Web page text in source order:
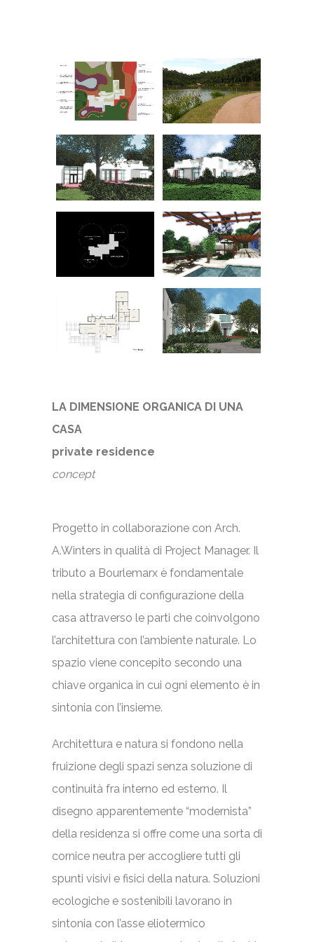
LA DIMENSIONE ORGANICA DI UNA
CASA
private residence
concept
Progetto in collaborazione con Arch.
A.Winters in qualità di Project Manager. Il
tributo a Bourlemarx è fondamentale
nella strategia di configurazione della
casa attraverso le parti che coinvolgono
l’architettura con l’ambiente naturale. Lo
spazio viene concepito secondo una
chiave organica in cui ogni elemento è in
sintonia con l’insieme.
Architettura e natura si fondono nella
fruizione degli spazi senza soluzione di
continuità fra interno ed esterno. Il
disegno apparentemente “modernista”
della residenza si offre come una sorta di
cornice neutra per accogliere tutti gli
spunti visivi e fisici della natura. Soluzioni
ecologiche e sostenibili lavorano in
sintonia con l’asse eliotermico